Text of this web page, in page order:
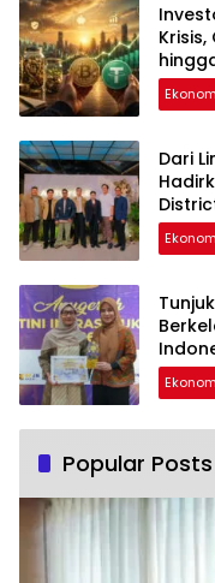
Krisis,
Dari
Popular Posts